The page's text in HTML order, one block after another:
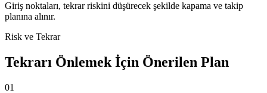
Giriş noktaları, tekrar riskini düşürecek şekilde kapama ve takip
planına alınır.
Risk ve Tekrar
Tekrarı Önlemek İçin Önerilen Plan
01